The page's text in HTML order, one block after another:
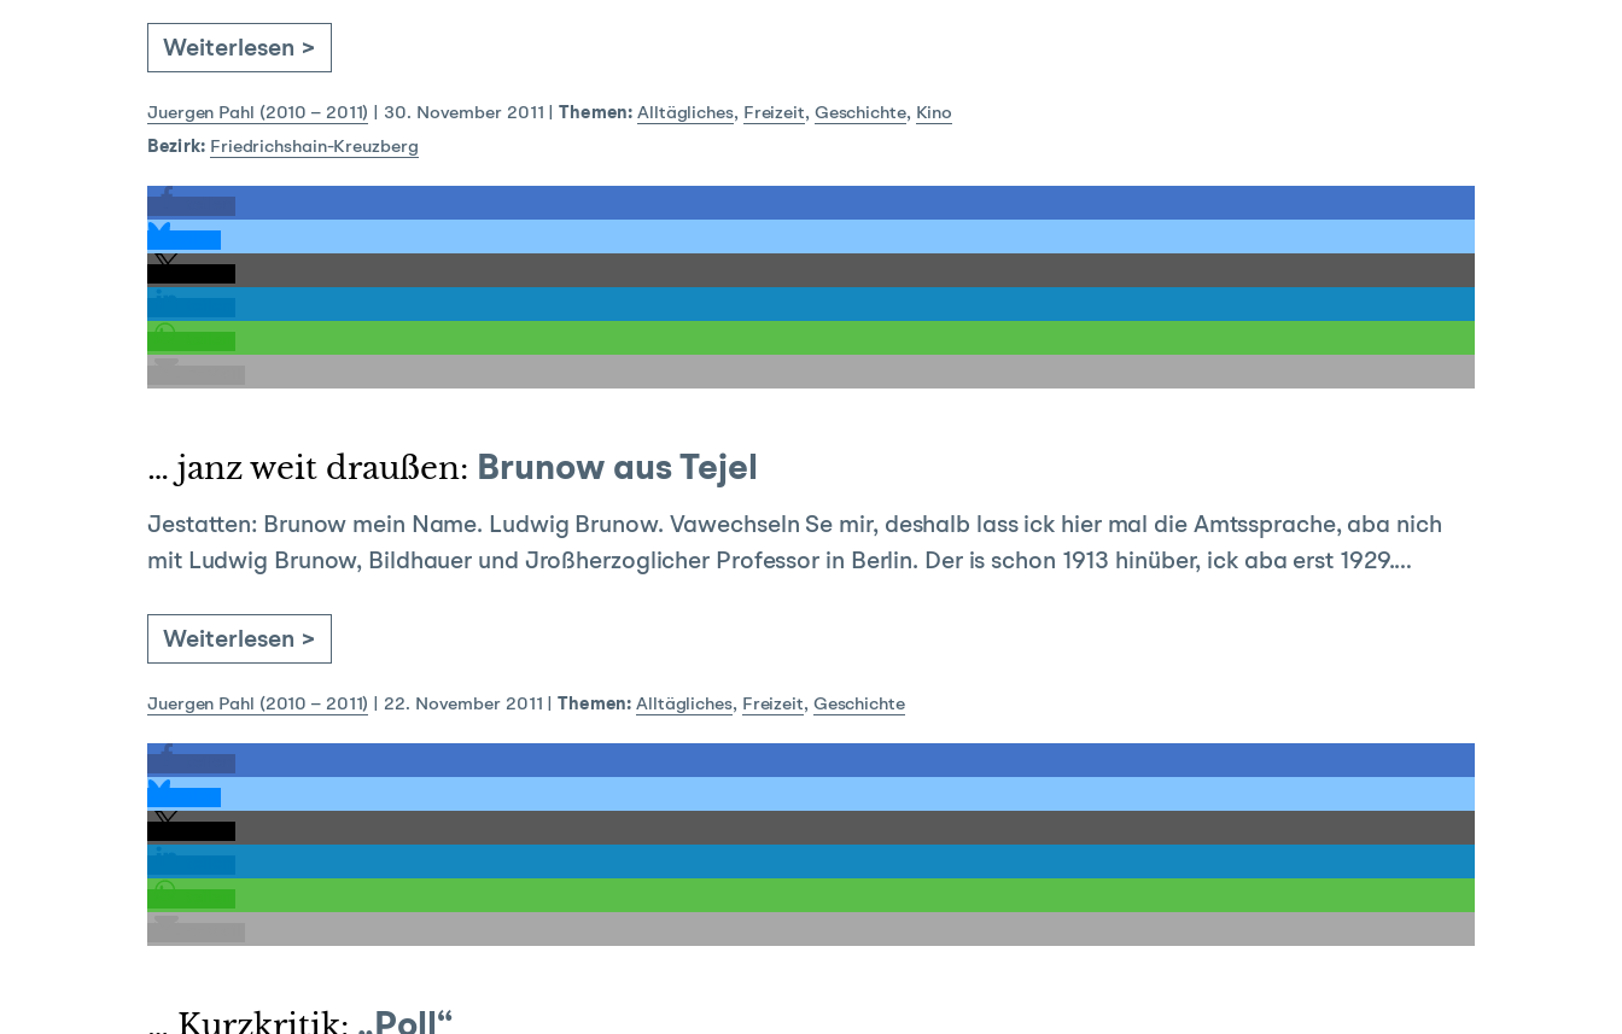
Weiterlesen >
Juergen Pahl (2010 – 2011) 30. November 2011 Themen: Alltägliches, Freizeit, Geschichte, Kino
Bezirk: Friedrichshain-Kreuzberg
… janz weit draußen: Brunow aus Tejel
Jestatten: Brunow mein Name. Ludwig Brunow. Vawechseln Se mir, deshalb lass ick hier mal die Amtssprache, aba nich
mit Ludwig Brunow, Bildhauer und Jroßherzoglicher Professor in Berlin. Der is schon 1913 hinüber, ick aba erst 1929.…
Weiterlesen >
Juergen Pahl (2010 – 2011) 22. November 2011 Themen: Alltägliches, Freizeit, Geschichte
… Kurzkritik: „Poll“